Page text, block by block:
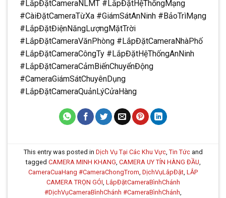
#LắpĐặtCameraNLMT #LắpĐặtHệThốngMạng
#CàiĐặtCameraTừXa #GiámSátAnNinh #BảoTrìMạng
#LắpĐặtĐiệnNăngLượngMặtTrời
#LắpĐặtCameraVănPhòng #LắpĐặtCameraNhàPhố
#LắpĐặtCameraCôngTy #LắpĐặtHệThốngAnNinh
#LắpĐặtCameraCảmBiếnChuyểnĐộng
#CameraGiámSátChuyênDụng
#LắpĐặtCameraQuảnLýCửaHàng
This entry was posted in Dịch Vụ Tại Các Khu Vực, Tin Tứcand
tagged CAMERA MINH KHANG, CAMERA UY TÍN HÀNG ĐẦU,
CameraCuaHang #CameraChongTrom, DịchVụLắpĐặt, LẮP
CAMERA TRỌN GÓI, LắpĐặtCameraBìnhChánh
#DịchVụCameraBìnhChánh #CameraBìnhChánh,